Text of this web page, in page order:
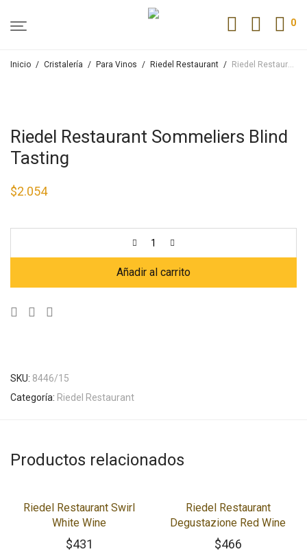
0
Inicio / Cristalería / Para Vinos / Riedel Restaurant / Riedel Restaurant Sommeliers Blind Tasting
Riedel Restaurant Sommeliers Blind
Tasting
$2.054
Añadir al carrito
SKU: 8446/15
Categoría: Riedel Restaurant
Productos relacionados
Riedel Restaurant Swirl
White Wine
$431
Riedel Restaurant
Degustazione Red Wine
$466